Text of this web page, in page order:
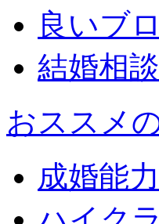
良いブ
結婚相
おススメ
成婚能